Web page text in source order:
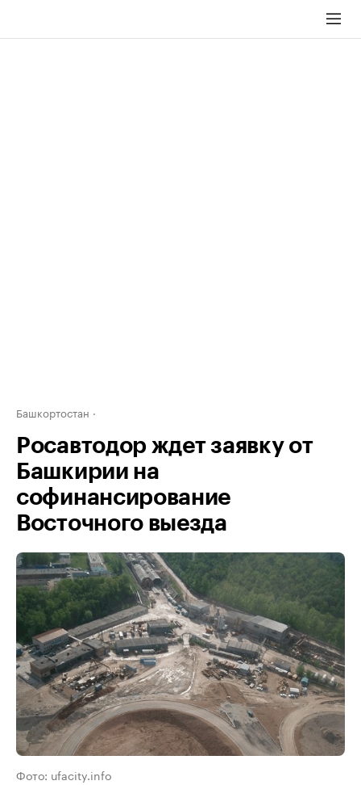
Башкортостан
Росавтодор ждет заявку от
Башкирии на
софинансирование
Восточного выезда
Фото: ufacity.info